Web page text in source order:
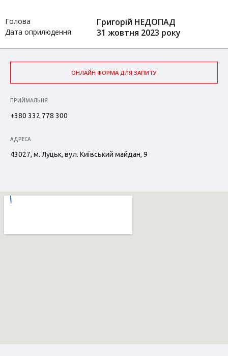
Голова Григорій НЕДОПАД
Дата оприлюдення 31 жовтня 2023 року
ОНЛАЙН ФОРМА ДЛЯ ЗАПИТУ
ПРИЙМАЛЬНЯ
+380 332 778 300
АДРЕСА
43027, м. Луцьк, вул. Київський майдан, 9